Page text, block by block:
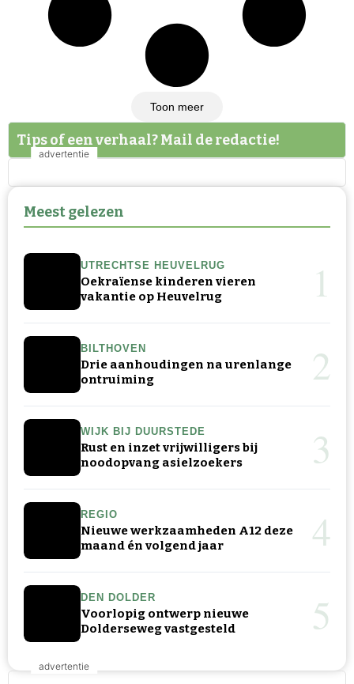
Toon meer
Tips of een verhaal? Mail de redactie!
Meest gelezen
UTRECHTSE HEUVELRUG
Oekraïense kinderen vieren
vakantie op Heuvelrug
1
BILTHOVEN
Drie aanhoudingen na urenlange
ontruiming
2
WIJK BIJ DUURSTEDE
Rust en inzet vrijwilligers bij
noodopvang asielzoekers
3
REGIO
Nieuwe werkzaamheden A12 deze
maand én volgend jaar
4
DEN DOLDER
Voorlopig ontwerp nieuwe
Dolderseweg vastgesteld
5